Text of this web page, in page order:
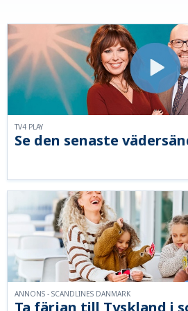
Se den senaste
TV4 PLAY
ANNONS - SCANDLINES DANMARK